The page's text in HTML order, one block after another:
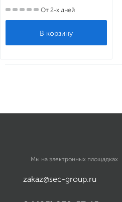
От 2-х дней
Мы на электронных площадках
zakaz@sec-group.ru